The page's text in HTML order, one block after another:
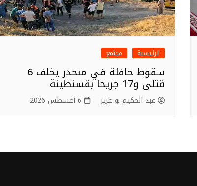
الرئيسية مجتمع
سقوط حافلة في منحدر يخلف 6
قتلى و17 جريحا بقسنطينة
عبد الحكيم بو عزيز 6 أغسطس 2026